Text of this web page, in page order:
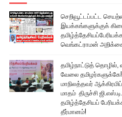
செறிவூட்டப்பட்ட
இயக்கங்களுக்குக்
வெங்கட்ராமன்
தமிழ்நாட்டுத்
வேலை
மாநிலத்தவர்
மாதம் திருச்சி
தமிழ்த்தேசியப்
தீர்மானம்!